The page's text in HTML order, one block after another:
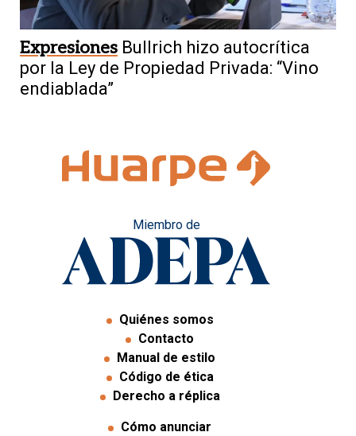
Expresiones Bullrich hizo autocrítica
por la Ley de Propiedad Privada: “Vino
endiablada”
Miembro de
Quiénes somos
Contacto
Manual de estilo
Código de ética
Derecho a réplica
Cómo anunciar